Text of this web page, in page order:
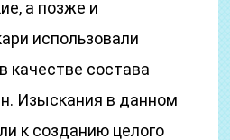
а позже и
использовали
качестве состава
Изыскания в данном
к созданию целого